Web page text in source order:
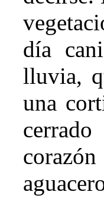
día
lluvia,
una